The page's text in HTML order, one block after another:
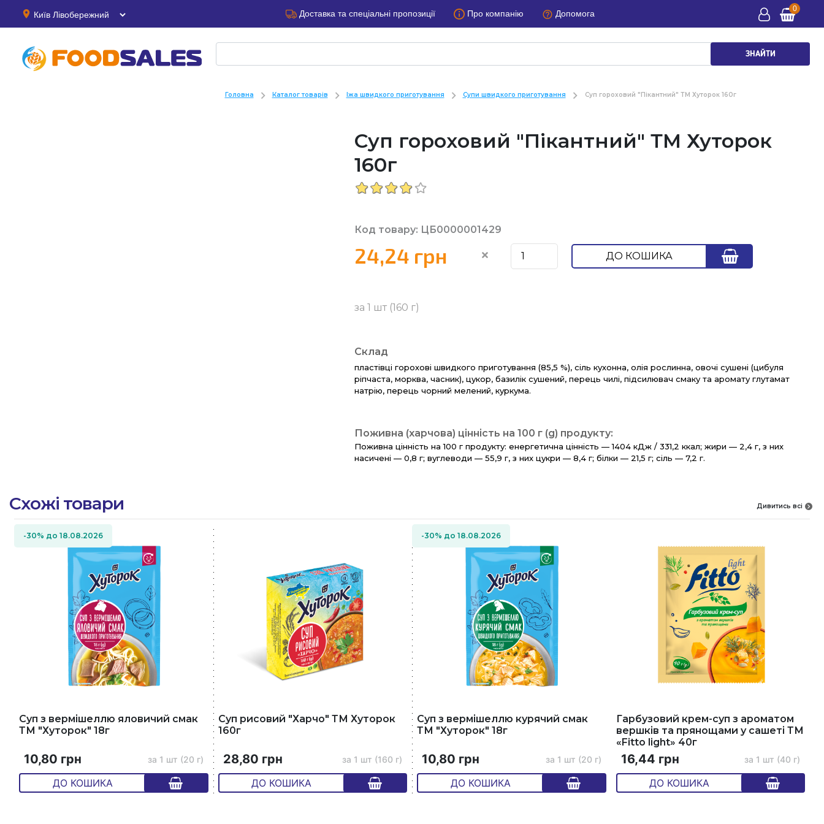
Доставка та спеціальні пропозиції Про компанію Допомога
0
ЗНАЙТИ
Головна Каталог товарів Іжа швидкого приготування Супи швидкого приготування Суп гороховий "Пікантний" ТМ Хуторок 160г
Суп гороховий "Пікантний" ТМ Хуторок
160г
Код товару: ЦБ0000001429
24,24 грн ДО КОШИКА
за 1 шт (160 г)
Склад
пластівці горохові швидкого приготування (85,5 %), сіль кухонна, олія рослинна, овочі сушені (цибуля
ріпчаста, морква, часник), цукор, базилік сушений, перець чилі, підсилювач смаку та аромату глутамат
натрію, перець чорний мелений, куркума.
Поживна (харчова) цінність на 100 г (g) продукту:
Поживна цінність на 100 г продукту: енергетична цінність — 1404 кДж / 331,2 ккал; жири — 2,4 г, з них
насичені — 0,8 г; вуглеводи — 55,9 г, з них цукри — 8,4 г; білки — 21,5 г; сіль — 7,2 г.
Схожі товари Дивитись всі
-30% до 18.08.2026
Суп з вермішеллю яловичий смак
ТМ "Хуторок" 18г
10,80 грн за 1 шт (20 г)
ДО КОШИКА
Суп рисовий "Харчо" ТМ Хуторок
160г
28,80 грн за 1 шт (160 г)
ДО КОШИКА
-30% до 18.08.2026
Суп з вермішеллю курячий смак
ТМ "Хуторок" 18г
10,80 грн за 1 шт (20 г)
ДО КОШИКА
Гарбузовий крем-суп з ароматом
вершків та прянощами у сашеті ТМ
«Fitto light» 40г
16,44 грн за 1 шт (40 г)
ДО КОШИКА